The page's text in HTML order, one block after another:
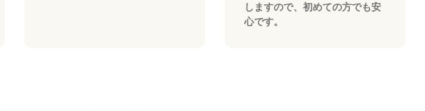
しますので、初めての方でも安
心です。